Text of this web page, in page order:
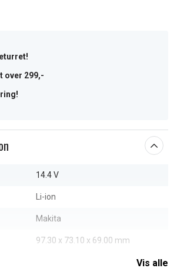
over 299,-
14.4 V
Li-ion
Makita
97.30 x 73.10 x 69.00 mm
Vis alle